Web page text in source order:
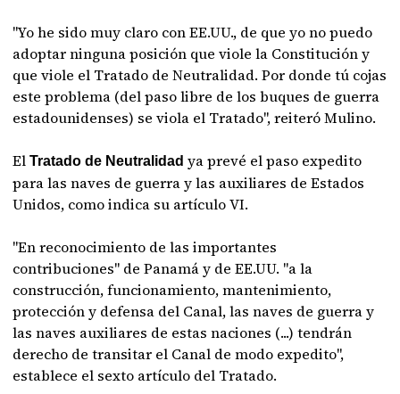
"Yo he sido muy claro con EE.UU., de que yo no puedo
adoptar ninguna posición que viole la Constitución y
que viole el Tratado de Neutralidad. Por donde tú cojas
este problema (del paso libre de los buques de guerra
estadounidenses) se viola el Tratado", reiteró Mulino.
ElTratado de Neutralidad ya prevé el paso expedito
para las naves de guerra y las auxiliares de Estados
Unidos, como indica su artículo VI.
"En reconocimiento de las importantes
contribuciones" de Panamá y de EE.UU. "a la
construcción, funcionamiento, mantenimiento,
protección y defensa del Canal, las naves de guerra y
las naves auxiliares de estas naciones (...) tendrán
derecho de transitar el Canal de modo expedito",
establece el sexto artículo del Tratado.